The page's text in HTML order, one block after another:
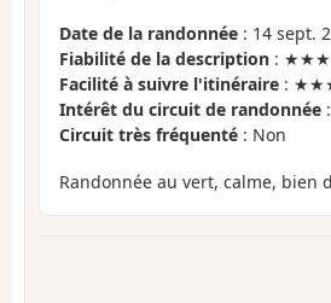
Date de la randonnée : 14 sept.
Fiabilité de la description :
Facilité à suivre l'itinéraire :
Intérêt du circuit de randonnée
Circuit très fréquenté : Non
Randonnée au vert, calme, bien